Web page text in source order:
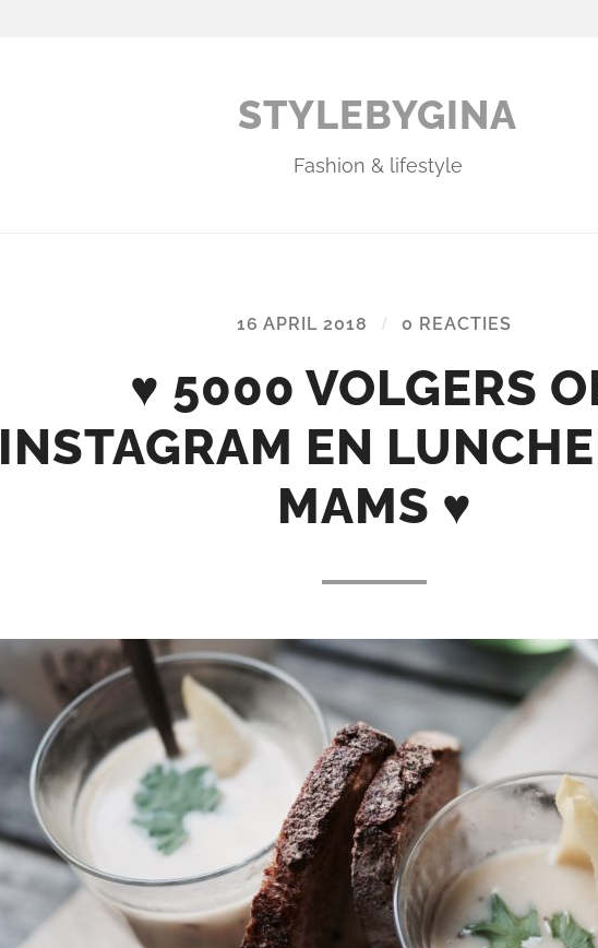
STYLEBYGINA
Fashion & lifestyle
16 APRIL 2018 / 0 REACTIES
♥ 5000 VOLGERS
INSTAGRAM EN
MAMS ♥